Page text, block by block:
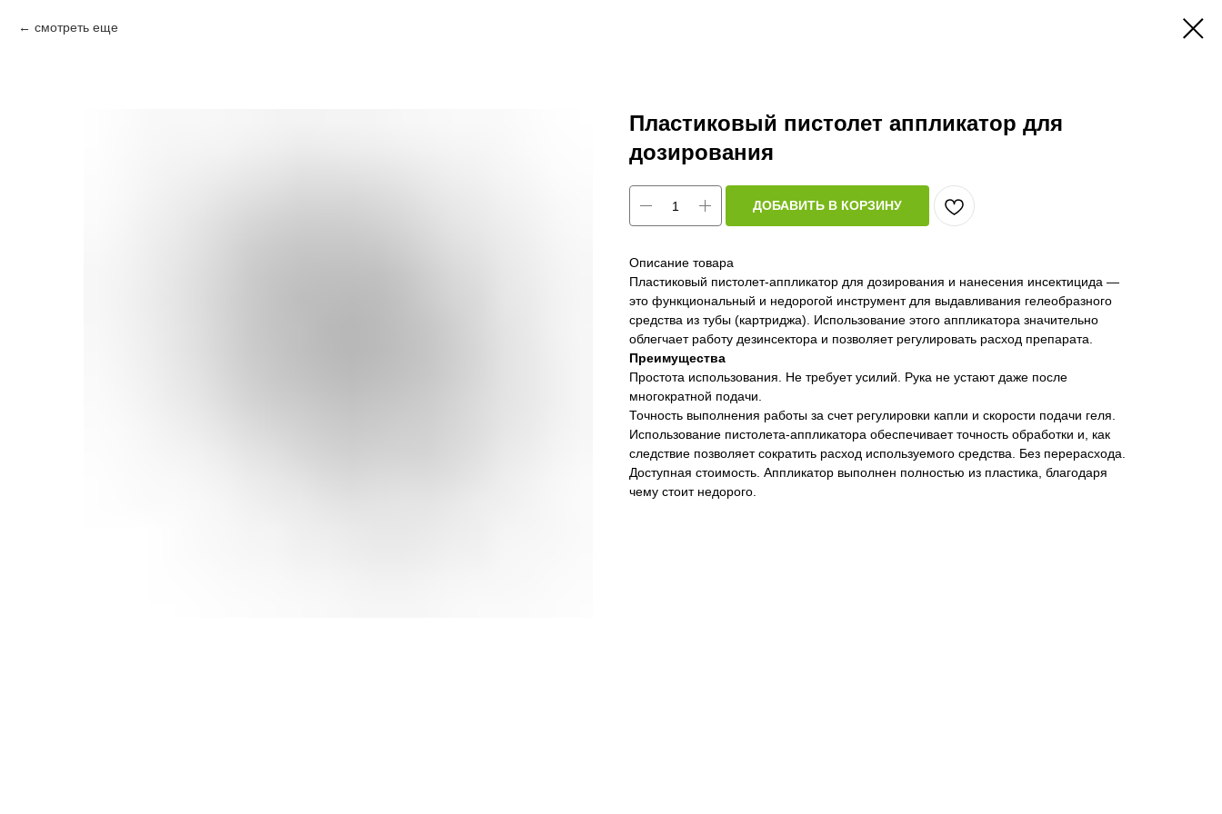
смотреть еще
Пластиковый пистолет аппликатор для
дозирования
ДОБАВИТЬ В КОРЗИНУ
Описание товара
Пластиковый пистолет-аппликатор для дозирования и нанесения инсектицида —
это функциональный и недорогой инструмент для выдавливания гелеобразного
средства из тубы (картриджа). Использование этого аппликатора значительно
облегчает работу дезинсектора и позволяет регулировать расход препарата.
Преимущества
Простота использования. Не требует усилий. Рука не устают даже после
многократной подачи.
Точность выполнения работы за счет регулировки капли и скорости подачи геля.
Использование пистолета-аппликатора обеспечивает точность обработки и, как
следствие позволяет сократить расход используемого средства. Без перерасхода.
Доступная стоимость. Аппликатор выполнен полностью из пластика, благодаря
чему стоит недорого.